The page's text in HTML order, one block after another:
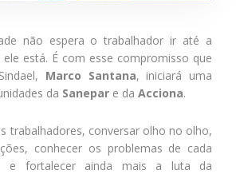
não espera o trabalhador ir até a
ele está. É com esse compromisso que
Marco Santana, iniciará uma
da Sanepar e da Acciona.
trabalhadores, conversar olho no olho,
conhecer os problemas de cada
e fortalecer ainda mais a luta da